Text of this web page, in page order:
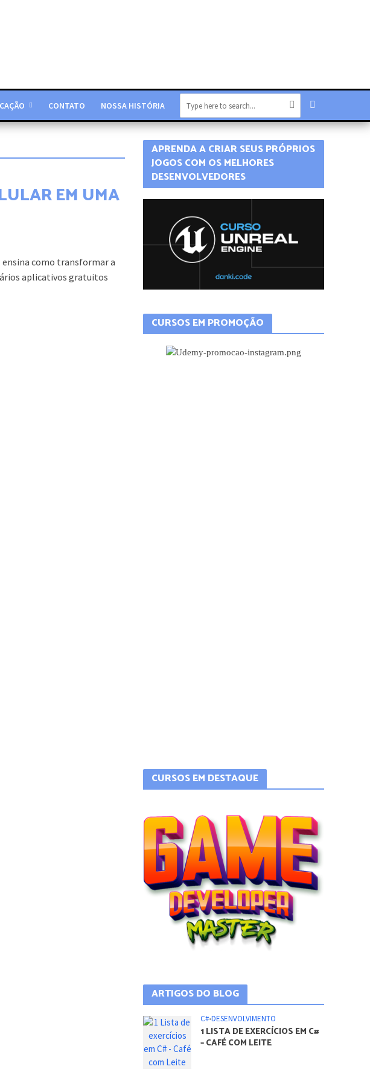
CONTATO NOSSA HISTÓRIA
EM UMA
como transformar a
aplicativos gratuitos
APRENDA A CRIAR SEUS PRÓPRIOS
JOGOS COM OS MELHORES
DESENVOLVEDORES
CURSOS EM PROMOÇÃO
CURSOS EM DESTAQUE
ARTIGOS DO BLOG
C#•DESENVOLVIMENTO
1 LISTA DE EXERCÍCIOS EM C#
– CAFÉ COM LEITE